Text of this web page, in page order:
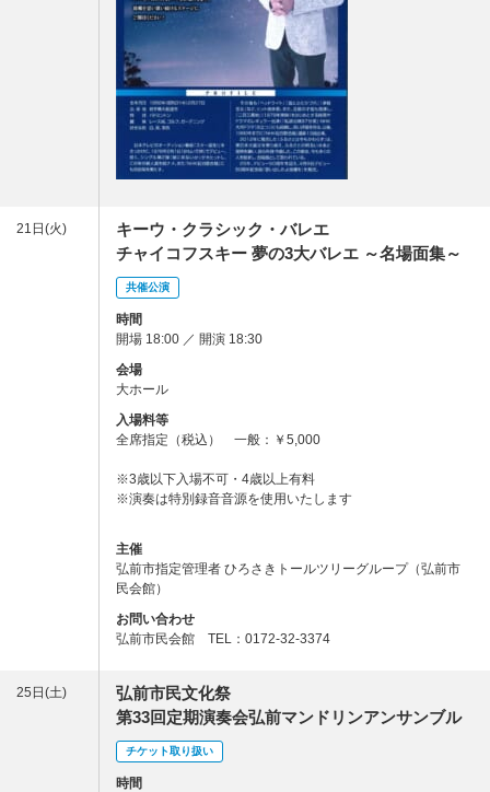
21日(火)
キーウ・クラシック・バレエ
チャイコフスキー 夢の3大バレエ ～名場面集～
共催公演
時間
開場 18:00 ／ 開演 18:30
会場
大ホール
入場料等
全席指定（税込） 一般：￥5,000
※3歳以下入場不可・4歳以上有料
※演奏は特別録音音源を使用いたします
主催
弘前市指定管理者 ひろさきトールツリーグループ（弘前市
民会館）
お問い合わせ
弘前市民会館 TEL：0172-32-3374
25日(土)
弘前市民文化祭
第33回定期演奏会弘前マンドリンアンサンブル
チケット取り扱い
時間